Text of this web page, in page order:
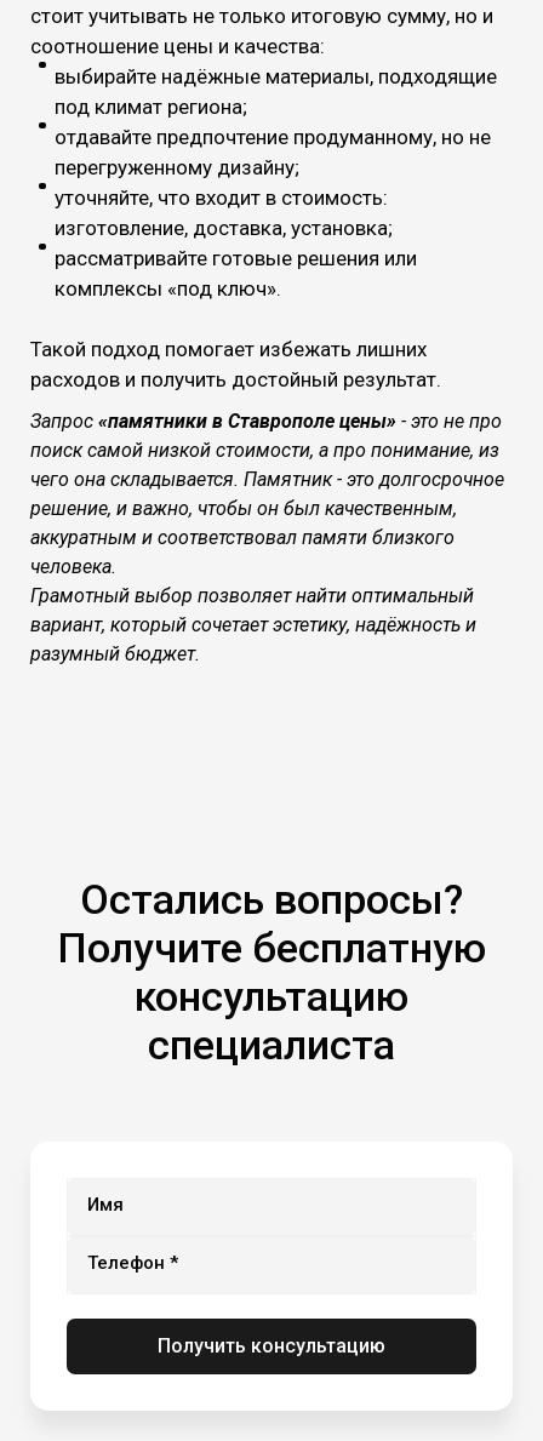
стоит учитывать не только итоговую сумму, но и
соотношение цены и качества:
выбирайте надёжные материалы, подходящие
под климат региона;
отдавайте предпочтение продуманному, но не
перегруженному дизайну;
уточняйте, что входит в стоимость:
изготовление, доставка, установка;
рассматривайте готовые решения или
комплексы «под ключ».
Такой подход помогает избежать лишних
расходов и получить достойный результат.
Запрос «памятники в Ставрополе цены» - это не про
поиск самой низкой стоимости, а про понимание, из
чего она складывается. Памятник - это долгосрочное
решение, и важно, чтобы он был качественным,
аккуратным и соответствовал памяти близкого
человека.
Грамотный выбор позволяет найти оптимальный
вариант, который сочетает эстетику, надёжность и
разумный бюджет.
Остались вопросы?
Получите бесплатную
консультацию
специалиста
Имя
Телефон *
Получить консультацию